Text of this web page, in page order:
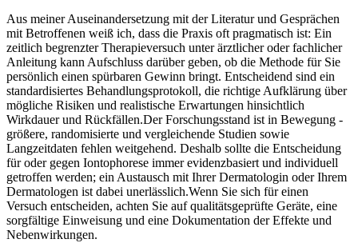
Aus meiner Auseinandersetzung ‌mit der Literatur⁢ und Gesprächen
mit Betroffenen weiß ich, dass‌ die Praxis oft ⁤pragmatisch ist: Ein
zeitlich begrenzter Therapieversuch ‍unter ärztlicher oder fachlicher
Anleitung kann Aufschluss⁣ darüber geben, ob die Methode für Sie
persönlich einen spürbaren⁣ Gewinn bringt. Entscheidend sind ein⁤
standardisiertes Behandlungsprotokoll, die richtige Aufklärung über
mögliche Risiken und realistische ⁤Erwartungen hinsichtlich⁣
Wirkdauer⁤ und Rückfällen.Der ⁣Forschungsstand ist in Bewegung -‍
größere, randomisierte und vergleichende Studien sowie
Langzeitdaten fehlen weitgehend.⁤ Deshalb‌ sollte die Entscheidung
für oder gegen⁣ Iontophorese‌ immer ⁤evidenzbasiert und individuell
getroffen ‌werden; ein Austausch mit Ihrer ⁢Dermatologin oder Ihrem⁢
Dermatologen ist dabei‌ unerlässlich.Wenn‍ Sie sich für einen
Versuch entscheiden, achten ‍Sie auf qualitätsgeprüfte Geräte, eine
sorgfältige Einweisung und eine‌ Dokumentation der Effekte und ​
Nebenwirkungen.